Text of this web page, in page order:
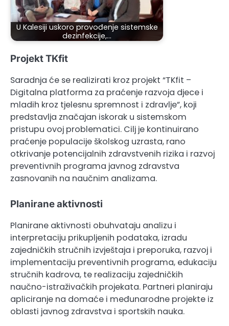
U Kalesiji uskoro provođenje sistemske
dezinfekcije,…
Projekt TKfit
Saradnja će se realizirati kroz projekt “TKfit –
Digitalna platforma za praćenje razvoja djece i
mladih kroz tjelesnu spremnost i zdravlje”, koji
predstavlja značajan iskorak u sistemskom
pristupu ovoj problematici. Cilj je kontinuirano
praćenje populacije školskog uzrasta, rano
otkrivanje potencijalnih zdravstvenih rizika i razvoj
preventivnih programa javnog zdravstva
zasnovanih na naučnim analizama.
Planirane aktivnosti
Planirane aktivnosti obuhvataju analizu i
interpretaciju prikupljenih podataka, izradu
zajedničkih stručnih izvještaja i preporuka, razvoj i
implementaciju preventivnih programa, edukaciju
stručnih kadrova, te realizaciju zajedničkih
naučno-istraživačkih projekata. Partneri planiraju
apliciranje na domaće i međunarodne projekte iz
oblasti javnog zdravstva i sportskih nauka.